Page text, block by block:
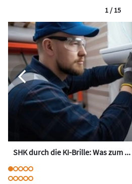
SHK durch die KI-Brille: Was zum
1 / 15